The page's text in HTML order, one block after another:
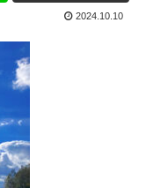
2024.10.10